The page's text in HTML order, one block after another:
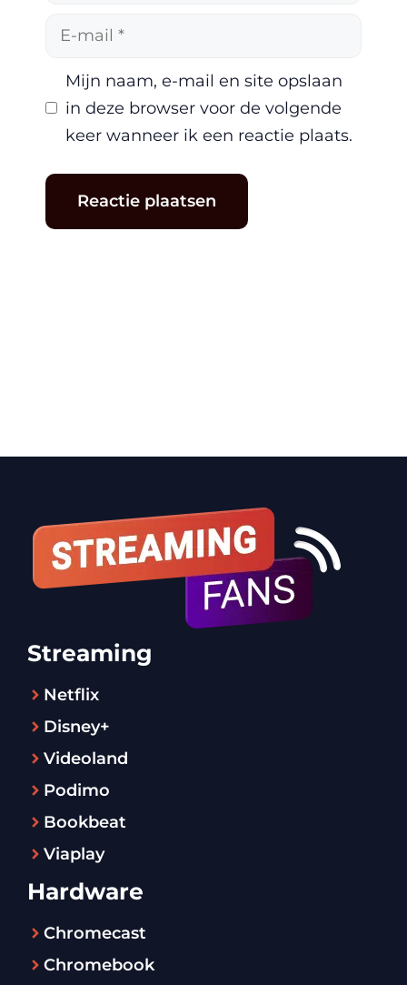
Mijn naam, e-mail en site opslaan
in deze browser voor de volgende
keer wanneer ik een reactie plaats.
Streaming
Netflix
Disney+
Videoland
Podimo
Bookbeat
Viaplay
Hardware
Chromecast
Chromebook